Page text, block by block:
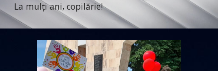
La mulți ani, copilărie!